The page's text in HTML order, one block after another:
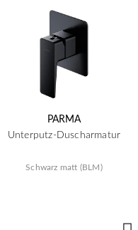
PARMA
Unterputz-Duscharmatur
Schwarz matt (BLM)